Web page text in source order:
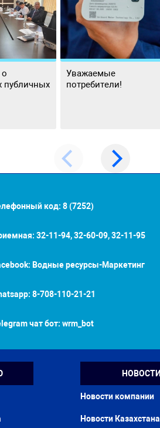
публичных
Уважаемые
потребители!
код: 8 (7252)
32-11-94, 32-60-09, 32-11-95
Водные ресурсы-Маркетинг
8-708-110-21-21
чат бот: wrm_bot
НОВОСТИ
Новости компании
Новости Казахстана